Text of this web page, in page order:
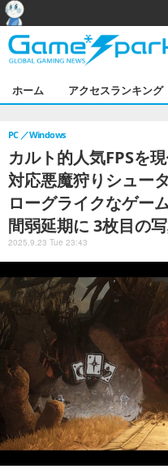
ホーム アクセスランキング
カルト的人気FPSを
対応悪魔狩りシュー
ローグライクなゲー
間弱延期に 3枚目の
PC Windows
2025.9.23 Tue 23:43